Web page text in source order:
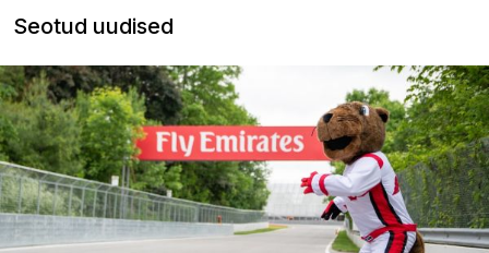
Seotud uudised